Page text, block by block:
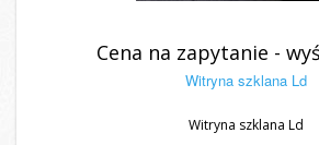
Cena na zapytanie -
Witryna szklana Ld
Witryna szklana Ld